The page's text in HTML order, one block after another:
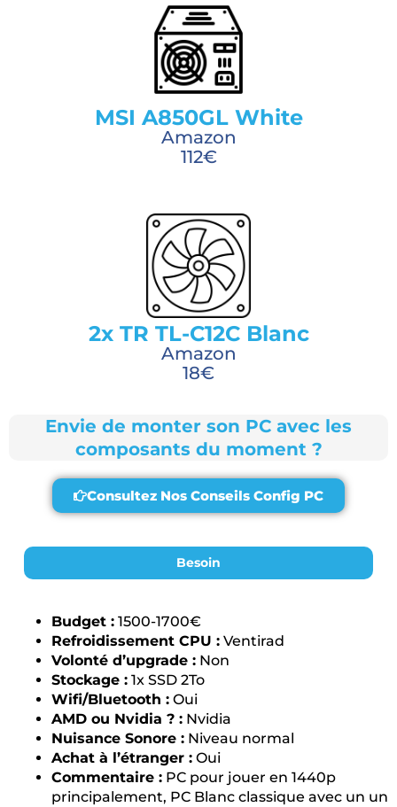
MSI A850GL White
Amazon
112€
2x TR TL-C12C Blanc
Amazon
18€
Envie de monter son PC avec les
composants du moment ?
Consultez Nos Conseils Config PC
Besoin
Budget : 1500-1700€
Refroidissement CPU : Ventirad
Volonté d’upgrade : Non
Stockage : 1x SSD 2To
Wifi/Bluetooth : Oui
AMD ou Nvidia ? : Nvidia
Nuisance Sonore : Niveau normal
Achat à l’étranger : Oui
Commentaire : PC pour jouer en 1440p
principalement, PC Blanc classique avec un un